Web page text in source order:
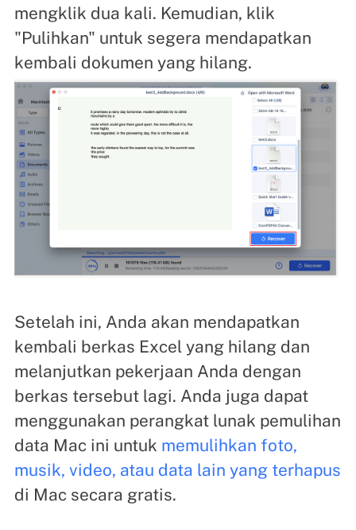
mengklik dua kali. Kemudian, klik
"Pulihkan" untuk segera mendapatkan
kembali dokumen yang hilang.
Setelah ini, Anda akan mendapatkan
kembali berkas Excel yang hilang dan
melanjutkan pekerjaan Anda dengan
berkas tersebut lagi. Anda juga dapat
menggunakan perangkat lunak pemulihan
data Mac ini untuk memulihkan foto,
musik, video, atau data lain yang terhapus
di Mac secara gratis.